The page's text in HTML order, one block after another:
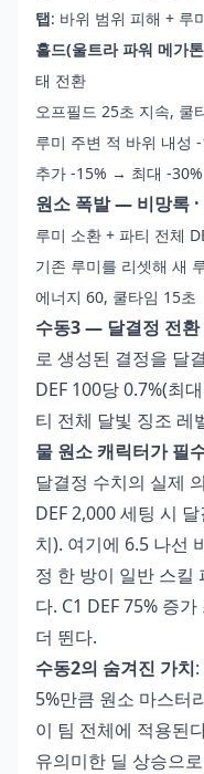
탭: 바위 범위 피해 + 루
홀드(울트라 파워 메가
태 전환
오프필드 25초 지속,
루미 주변 적 바위 내성
추가 -15% → 최대 -30%
원소 폭발 — 비망록
루미 소환 + 파티 전체
기존 루미를 리셋해 새
에너지 60, 쿨타임 15초
수동3 — 달결정 전환
로 생성된 결정을 달
DEF 100당 0.7%(최
티 전체 달빛 징조 레
물 원소 캐릭터가 필
달결정 수치의 실제
DEF 2,000 세팅 시
치). 여기에 6.5 나선
정 한 방이 일반 스킬
다. C1 DEF 75% 증
더 뛴다.
수동2의 숨겨진 가치
5%만큼 원소 마스터
이 팀 전체에 적용된
유의미한 딜 상승으